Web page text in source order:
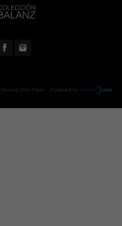
Revista Otra Parte . Powered by Urano web